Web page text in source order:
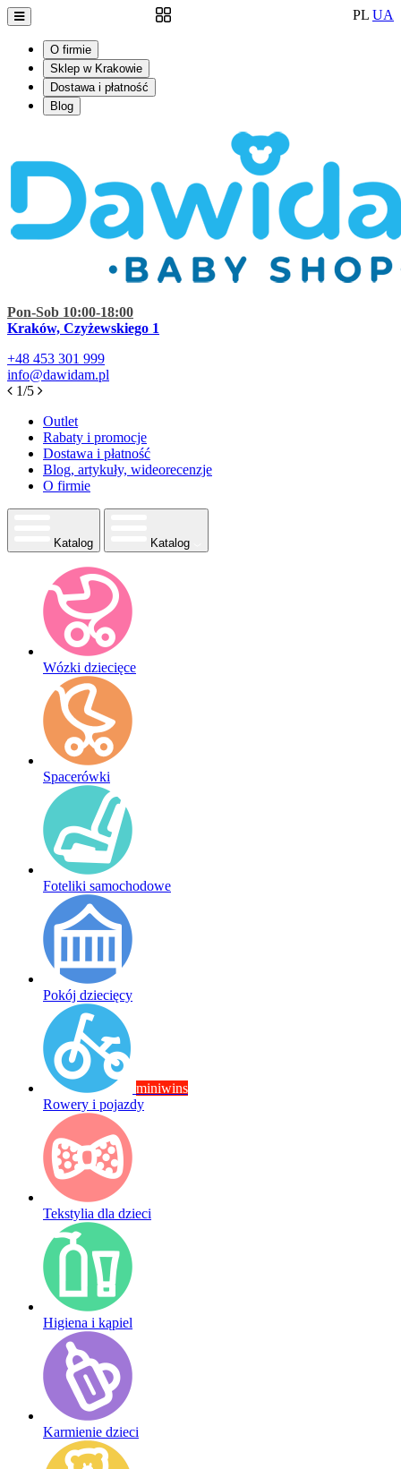
O firmie
Sklep w Krakowie
Dostawa i płatność
Blog
PL UA
Pon-Sob 10:00-18:00
Kraków, Czyżewskiego 1
+48 453 301 999
info@dawidam.pl
1/5
Outlet
Rabaty i promocje
Dostawa i płatność
Blog, artykuły, wideorecenzje
O firmie
Katalog Katalog
Wózki dziecięce
Spacerówki
Foteliki samochodowe
Pokój dziecięcy
miniwins
Rowery i pojazdy
Tekstylia dla dzieci
Higiena i kąpiel
Karmienie dzieci